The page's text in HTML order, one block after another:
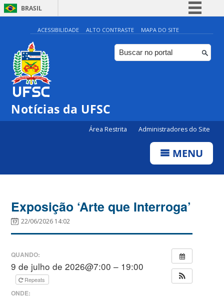
BRASIL
Simplifique!
Comunica BR
Participe
ACESSIBILIDADE ALTO CONTRASTE MAPA DO SITE
Notícias da UFSC
Área Restrita Administradores do Site
MENU
Exposição ‘Arte que Interroga’
22/06/2026 14:02
QUANDO:
9 de julho de 2026@7:00 – 19:00
Repeats
ONDE: